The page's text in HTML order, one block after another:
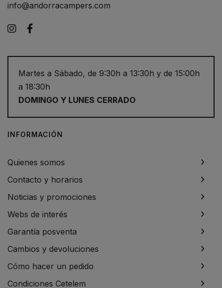
info@andorracampers.com
Instagram
Martes a Sábado, de 9:30h a 13:30h y de 15:00h
a 18:30h
DOMINGO Y LUNES CERRADO
INFORMACIÓN
Quienes somos
Contacto y horarios
Noticias y promociones
Webs de interés
Garantía posventa
Cambios y devoluciones
Cómo hacer un pedido
Condiciones Cetelem